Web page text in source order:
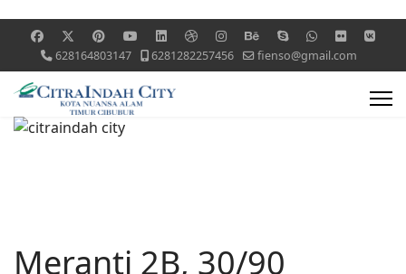
628164803147 6281282257456 fienso@gmail.com
Meranti 2B, 30/90